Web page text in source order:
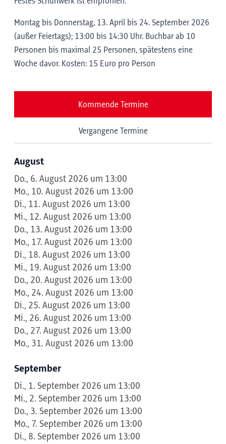
Montag bis Donnerstag, 13. April bis 24. September 2026
(außer Feiertags); 13:00 bis 14:30 Uhr. Buchbar ab 10
Personen bis maximal 25 Personen, spätestens eine
Woche davor. Kosten: 15 Euro pro Person
Kommende Termine
Vergangene Termine
August
Do., 6. August 2026 um 13:00
Mo., 10. August 2026 um 13:00
Di., 11. August 2026 um 13:00
Mi., 12. August 2026 um 13:00
Do., 13. August 2026 um 13:00
Mo., 17. August 2026 um 13:00
Di., 18. August 2026 um 13:00
Mi., 19. August 2026 um 13:00
Do., 20. August 2026 um 13:00
Mo., 24. August 2026 um 13:00
Di., 25. August 2026 um 13:00
Mi., 26. August 2026 um 13:00
Do., 27. August 2026 um 13:00
Mo., 31. August 2026 um 13:00
September
Di., 1. September 2026 um 13:00
Mi., 2. September 2026 um 13:00
Do., 3. September 2026 um 13:00
Mo., 7. September 2026 um 13:00
Di., 8. September 2026 um 13:00